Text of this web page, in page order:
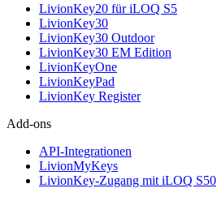
LivionKey20 für iLOQ S5
LivionKey30
LivionKey30 Outdoor
LivionKey30 EM Edition
LivionKeyOne
LivionKeyPad
LivionKey Register
Add-ons
API-Integrationen
LivionMyKeys
LivionKey-Zugang mit iLOQ S50